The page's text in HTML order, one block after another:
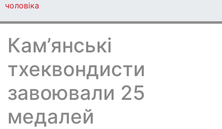
чоловіка
Кам’янські
тхеквондисти
завоювали 25
медалей